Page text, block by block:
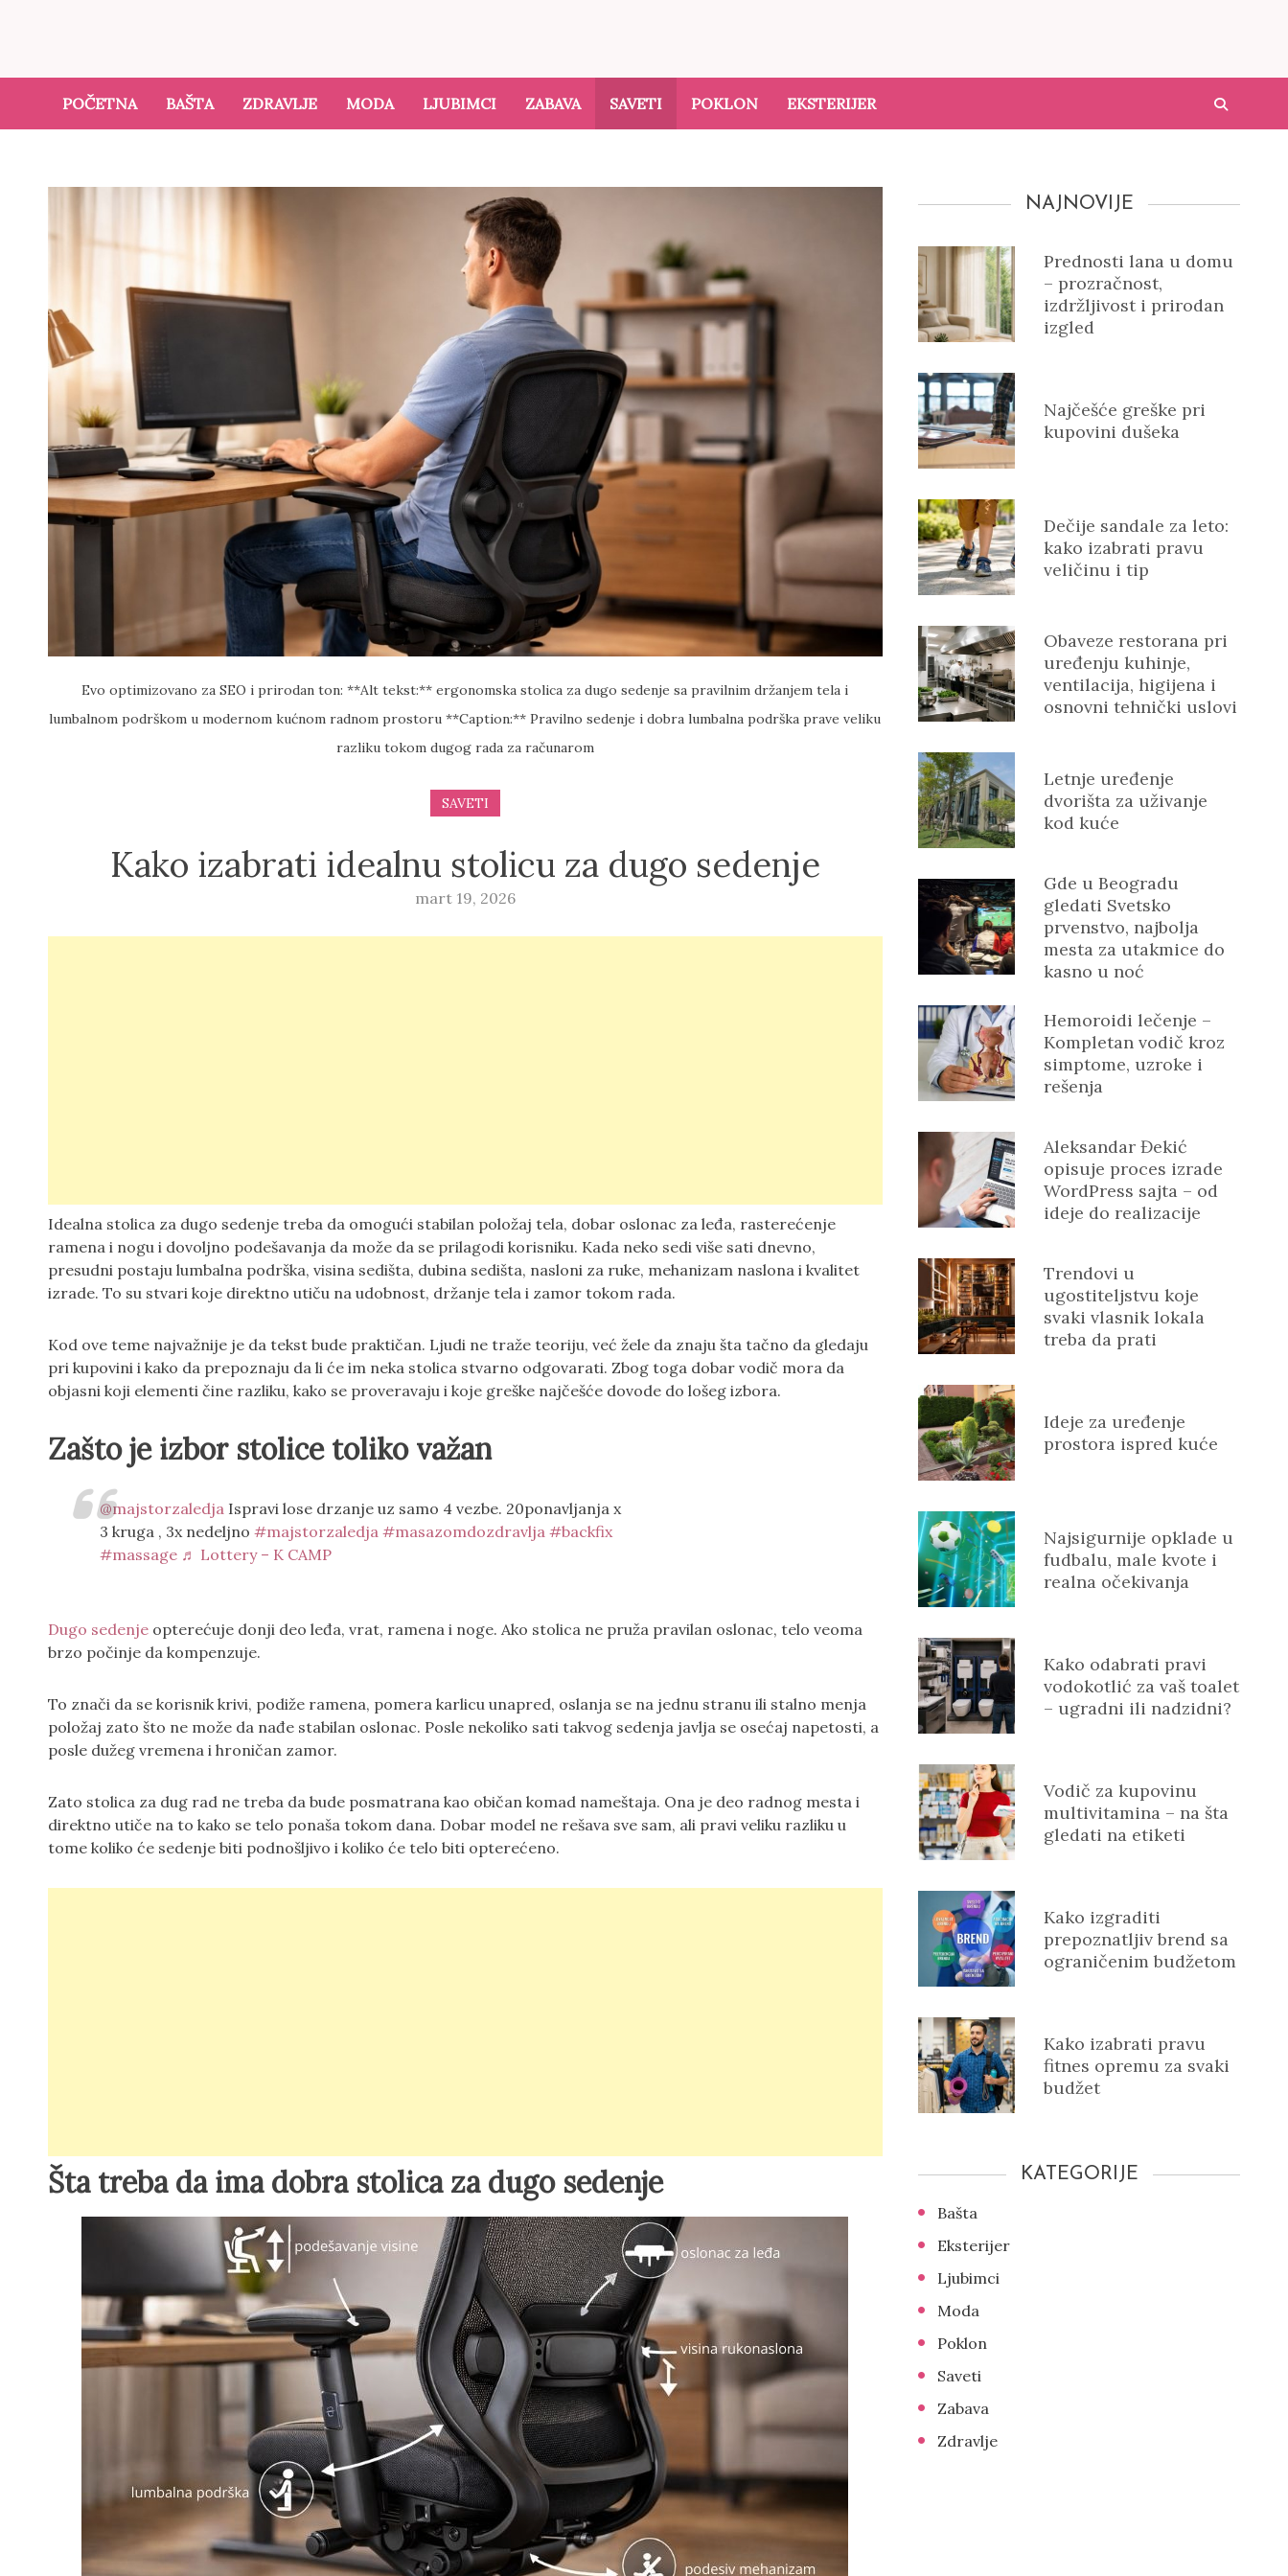
POČETNA BAŠTA ZDRAVLJE MODA LJUBIMCI ZABAVA SAVETI POKLON EKSTERIJER
Evo optimizovano za SEO i prirodan ton: **Alt tekst:** ergonomska stolica za dugo sedenje sa pravilnim držanjem tela i
lumbalnom podrškom u modernom kućnom radnom prostoru **Caption:** Pravilno sedenje i dobra lumbalna podrška prave veliku
razliku tokom dugog rada za računarom
SAVETI
Kako izabrati idealnu stolicu za dugo sedenje
mart 19, 2026
Idealna stolica za dugo sedenje treba da omogući stabilan položaj tela, dobar oslonac za leđa, rasterećenje
ramena i nogu i dovoljno podešavanja da može da se prilagodi korisniku. Kada neko sedi više sati dnevno,
presudni postaju lumbalna podrška, visina sedišta, dubina sedišta, nasloni za ruke, mehanizam naslona i kvalitet
izrade. To su stvari koje direktno utiču na udobnost, držanje tela i zamor tokom rada.
Kod ove teme najvažnije je da tekst bude praktičan. Ljudi ne traže teoriju, već žele da znaju šta tačno da gledaju
pri kupovini i kako da prepoznaju da li će im neka stolica stvarno odgovarati. Zbog toga dobar vodič mora da
objasni koji elementi čine razliku, kako se proveravaju i koje greške najčešće dovode do lošeg izbora.
Zašto je izbor stolice toliko važan
@majstorzaledja Ispravi lose drzanje uz samo 4 vezbe. 20ponavljanja x
3 kruga , 3x nedeljno #majstorzaledja #masazomdozdravlja #backfix
#massage ♬ Lottery – K CAMP
Dugo sedenje opterećuje donji deo leđa, vrat, ramena i noge. Ako stolica ne pruža pravilan oslonac, telo veoma
brzo počinje da kompenzuje.
To znači da se korisnik krivi, podiže ramena, pomera karlicu unapred, oslanja se na jednu stranu ili stalno menja
položaj zato što ne može da nađe stabilan oslonac. Posle nekoliko sati takvog sedenja javlja se osećaj napetosti, a
posle dužeg vremena i hroničan zamor.
Zato stolica za dug rad ne treba da bude posmatrana kao običan komad nameštaja. Ona je deo radnog mesta i
direktno utiče na to kako se telo ponaša tokom dana. Dobar model ne rešava sve sam, ali pravi veliku razliku u
tome koliko će sedenje biti podnošljivo i koliko će telo biti opterećeno.
Šta treba da ima dobra stolica za dugo sedenje
NAJNOVIJE
Prednosti lana u domu
– prozračnost,
izdržljivost i prirodan
izgled
Najčešće greške pri
kupovini dušeka
Dečije sandale za leto:
kako izabrati pravu
veličinu i tip
Obaveze restorana pri
uređenju kuhinje,
ventilacija, higijena i
osnovni tehnički uslovi
Letnje uređenje
dvorišta za uživanje
kod kuće
Gde u Beogradu
gledati Svetsko
prvenstvo, najbolja
mesta za utakmice do
kasno u noć
Hemoroidi lečenje –
Kompletan vodič kroz
simptome, uzroke i
rešenja
Aleksandar Đekić
opisuje proces izrade
WordPress sajta – od
ideje do realizacije
Trendovi u
ugostiteljstvu koje
svaki vlasnik lokala
treba da prati
Ideje za uređenje
prostora ispred kuće
Najsigurnije opklade u
fudbalu, male kvote i
realna očekivanja
Kako odabrati pravi
vodokotlić za vaš toalet
– ugradni ili nadzidni?
Vodič za kupovinu
multivitamina – na šta
gledati na etiketi
Kako izgraditi
prepoznatljiv brend sa
ograničenim budžetom
Kako izabrati pravu
fitnes opremu za svaki
budžet
KATEGORIJE
Bašta
Eksterijer
Ljubimci
Moda
Poklon
Saveti
Zabava
Zdravlje